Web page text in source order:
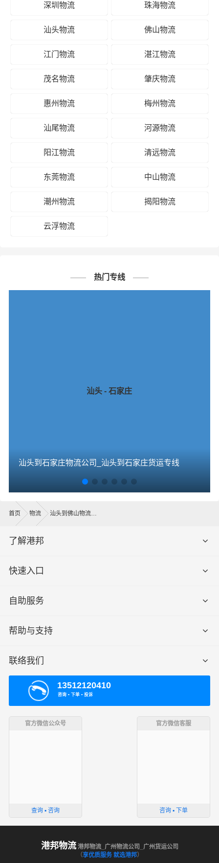
深圳物流 珠海物流
汕头物流 佛山物流
江门物流 湛江物流
茂名物流 肇庆物流
惠州物流 梅州物流
汕尾物流 河源物流
阳江物流 清远物流
东莞物流 中山物流
潮州物流 揭阳物流
云浮物流
热门专线
汕头 - 石家庄
汕头到石家庄物流公司_汕头到石家庄货运专线
首页 物流 汕头到佛山物流公司
了解港邦
快速入口
自助服务
帮助与支持
联络我们
13512120410
咨询 ▪ 下单 ▪ 投诉
官方微信公众号
查询 ▪ 咨询
官方微信客服
咨询 ▪ 下单
港邦物流港邦物流_广州物流公司_广州货运公司
（享优质服务 就选港邦）